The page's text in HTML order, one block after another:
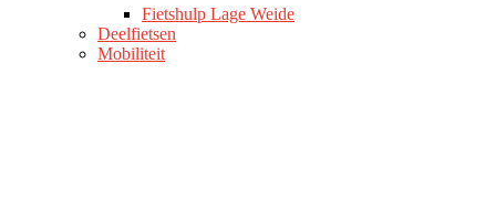
Fietshulp Lage Weide
Deelfietsen
Mobiliteit